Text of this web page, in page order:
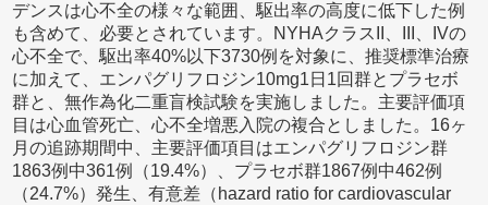
デンスは心不全の様々な範囲、駆出率の高度に低下した例
も含めて、必要とされています。NYHAクラスII、III、IVの
心不全で、駆出率40%以下3730例を対象に、推奨標準治療
に加えて、エンパグリフロジン10mg1日1回群とプラセボ
群と、無作為化二重盲検試験を実施しました。主要評価項
目は心血管死亡、心不全増悪入院の複合としました。16ヶ
月の追跡期間中、主要評価項目はエンパグリフロジン群
1863例中361例（19.4%）、プラセボ群1867例中462例
（24.7%）発生、有意差（hazard ratio for cardiovascular